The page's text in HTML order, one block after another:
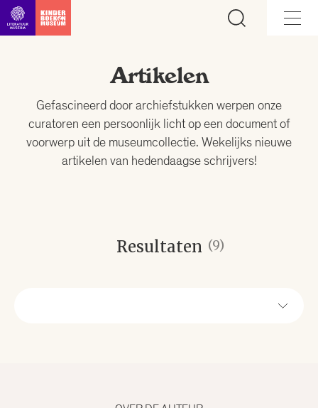
Ga direct naar inhoud
Artikelen
Gefascineerd door archiefstukken werpen onze
curatoren een persoonlijk licht op een document of
voorwerp uit de museumcollectie. Wekelijks nieuwe
artikelen van hedendaagse schrijvers!
Resultaten (9)